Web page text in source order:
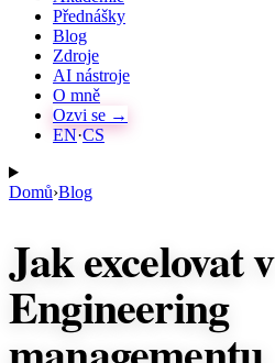
Přednášky
Blog
Zdroje
AI nástroje
O mně
Ozvi se →
EN·CS
Domů›Blog
Jak excelovat v
Engineering